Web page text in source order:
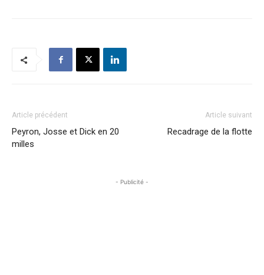
Article précédent
Peyron, Josse et Dick en 20
milles
Article suivant
Recadrage de la flotte
- Publicité -